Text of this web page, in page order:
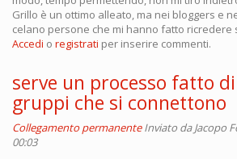
Grillo è un ottimo alleato, ma nei bloggers e
celano persone che mi hanno fatto ricredere
Accedi o registrati per inserire commenti.
serve un processo fatto
gruppi che si connettono
Collegamento permanente Inviato daJacopo
00:03